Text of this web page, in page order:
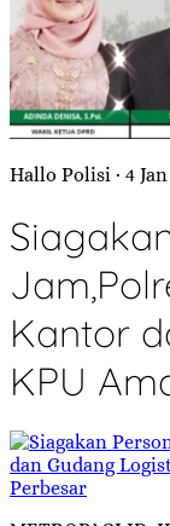
Hallo Polisi · 4
Kantor
KPU
Perbesar